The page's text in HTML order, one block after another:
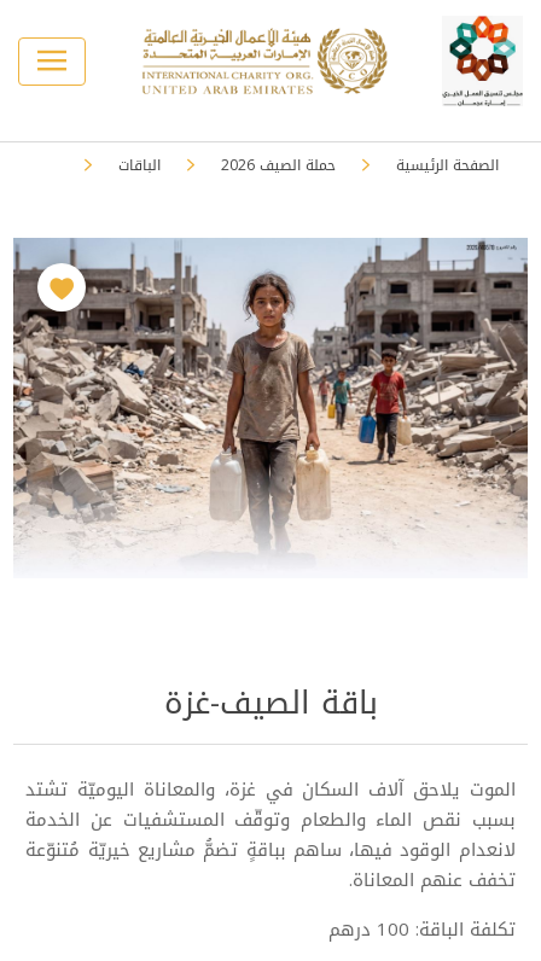
الصفحة الرئيسية حملة الصيف 2026 الباقات
باقة الصيف-غزة
الموت يلاحق آلاف السكان في غزة، والمعاناة اليوميّة تشتد
بسبب نقص الماء والطعام وتوقّف المستشفيات عن الخدمة
لانعدام الوقود فيها، ساهم بباقةٍ تضمُّ مشاريع خيريّة مُتنوّعة
تخفف عنهم المعاناة.
تكلفة الباقة: 100 درهم